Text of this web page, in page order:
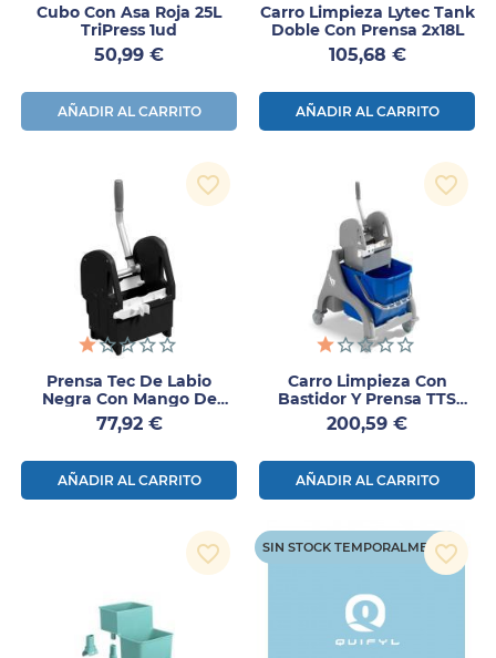
Cubo Con Asa Roja 25L
TriPress 1ud
Precio
50,99 €
AÑADIR AL CARRITO
Carro Limpieza Lytec Tank
Doble Con Prensa 2x18L
Precio
105,68 €
AÑADIR AL CARRITO
Prensa Tec De Labio
Negra Con Mango De
Aluminio 1ud
Precio
77,92 €
AÑADIR AL CARRITO
favorite_border
Carro Limpieza Con
Bastidor Y Prensa TTS
Nick Tec
Precio
200,59 €
AÑADIR AL CARRITO
favorite_border
favorite_border SIN STOCK TEMPORALMENTE
favorite_border